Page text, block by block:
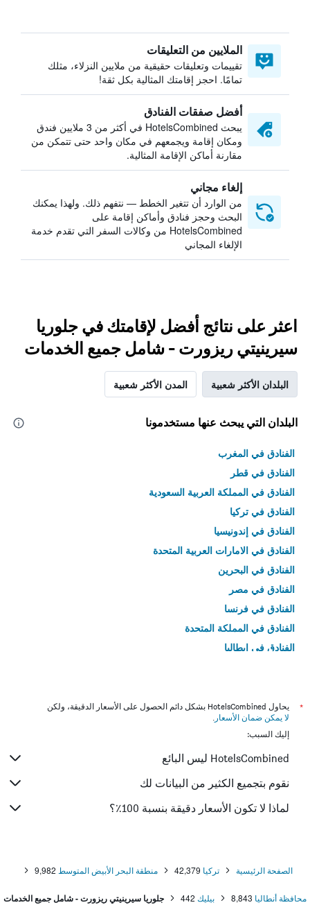
الملايين من التعليقات
تقييمات وتعليقات حقيقية من ملايين النزلاء، مثلك
تمامًا. احجز إقامتك المثالية بكل ثقة!
أفضل صفقات الفنادق
يبحث HotelsCombined في أكثر من 3 ملايين فندق
ومكان إقامة ويجمعهم في مكان واحد حتى تتمكن من
مقارنة أماكن الإقامة المثالية.
إلغاء مجاني
من الوارد أن تتغير الخطط — نتفهم ذلك. ولهذا يمكنك
البحث وحجز فنادق وأماكن إقامة على
HotelsCombined من وكالات السفر التي تقدم خدمة
الإلغاء المجاني
اعثر على نتائج أفضل لإقامتك في جلوريا
سيرينيتي ريزورت - شامل جميع الخدمات
البلدان الأكثر شعبية المدن الأكثر شعبية
البلدان التي يبحث عنها مستخدمونا
الفنادق في المغرب
الفنادق في قطر
الفنادق في المملكة العربية السعودية
الفنادق في تركيا
الفنادق في إندونيسيا
الفنادق في الامارات العربية المتحدة
الفنادق في البحرين
الفنادق في مصر
الفنادق في فرنسا
الفنادق في المملكة المتحدة
الفنادق في إيطاليا
*
يحاول HotelsCombined بشكل دائم الحصول على الأسعار الدقيقة، ولكن
لا يمكن ضمان الأسعار .
إليك السبب:
HotelsCombined ليس البائع
نقوم بتجميع الكثير من البيانات لك
لماذا لا تكون الأسعار دقيقة بنسبة 100٪؟
الصفحة الرئيسية تركيا 42,379 منطقة البحر الأبيض المتوسط 9,982
محافظة أنطاليا 8,843 بيليك 442 جلوريا سيرينيتي ريزورت - شامل جميع الخدمات